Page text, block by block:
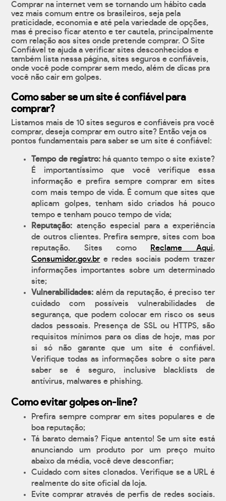
Comprar na internet vem se tornando um hábito cada
vez mais comum entre os brasileiros, seja pela
praticidade, economia e até pela variedade de opções,
mas é preciso ficar atento e ter cautela, principalmente
com relação aos sites onde pretende comprar. O Site
Confiável te ajuda a verificar sites desconhecidos e
também lista nessa página, sites seguros e confiáveis,
onde você pode comprar sem medo, além de dicas pra
você não cair em golpes.
Como saber se um site é confiável para
comprar?
Listamos mais de 10 sites seguros e confiáveis pra você
comprar, deseja comprar em outro site? Então veja os
pontos fundamentais para saber se um site é confiável:
Tempo de registro:há quanto tempo o site existe?
É importantíssimo que você verifique essa
informação e prefira sempre comprar em sites
com mais tempo de vida. É comum que sites que
aplicam golpes, tenham sido criados há pouco
tempo e tenham pouco tempo de vida;
Reputação: atenção especial para a experiência
de outros clientes. Prefira sempre, sites com boa
reputação. Sites como
Reclame Aqui,
Consumidor.gov.br e redes sociais podem trazer
informações importantes sobre um determinado
site;
Vulnerabilidades: além da reputação, é preciso ter
cuidado com possíveis vulnerabilidades de
segurança, que podem colocar em risco os seus
dados pessoais. Presença de SSL ou HTTPS, são
requisitos mínimos para os dias de hoje, mas por
si só não garante que um site é confiável.
Verifique todas as informações sobre o site para
saber se é seguro, inclusive blacklists de
antívirus, malwares e phishing.
Como evitar golpes on-line?
Prefira sempre comprar em sites populares e de
boa reputação;
Tá barato demais? Fique antento! Se um site está
anunciando um produto por um preço muito
abaixo da média, você deve desconfiar;
Cuidado com sites clonados. Verifique se a URL é
realmente do site oficial da loja.
Evite comprar através de perfis de redes sociais.